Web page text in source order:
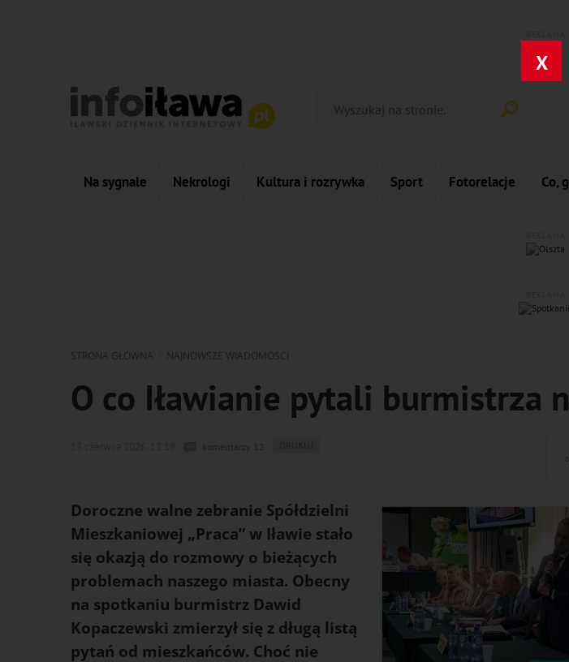
X
Na sygnale Nekrologi Kultura i rozrywka Sport Fotorelacje Co,
STRONA GŁÓWNA NAJNOWSZE WIADOMOŚCI
O co Iławianie pytali burmistrza
Doroczne walne zebranie Spółdzielni
Mieszkaniowej „Praca” w Iławie stało
się okazją do rozmowy o bieżących
problemach naszego miasta. Obecny
na spotkaniu burmistrz Dawid
Kopaczewski zmierzył się z długą listą
pytań od mieszkańców. Choć nie